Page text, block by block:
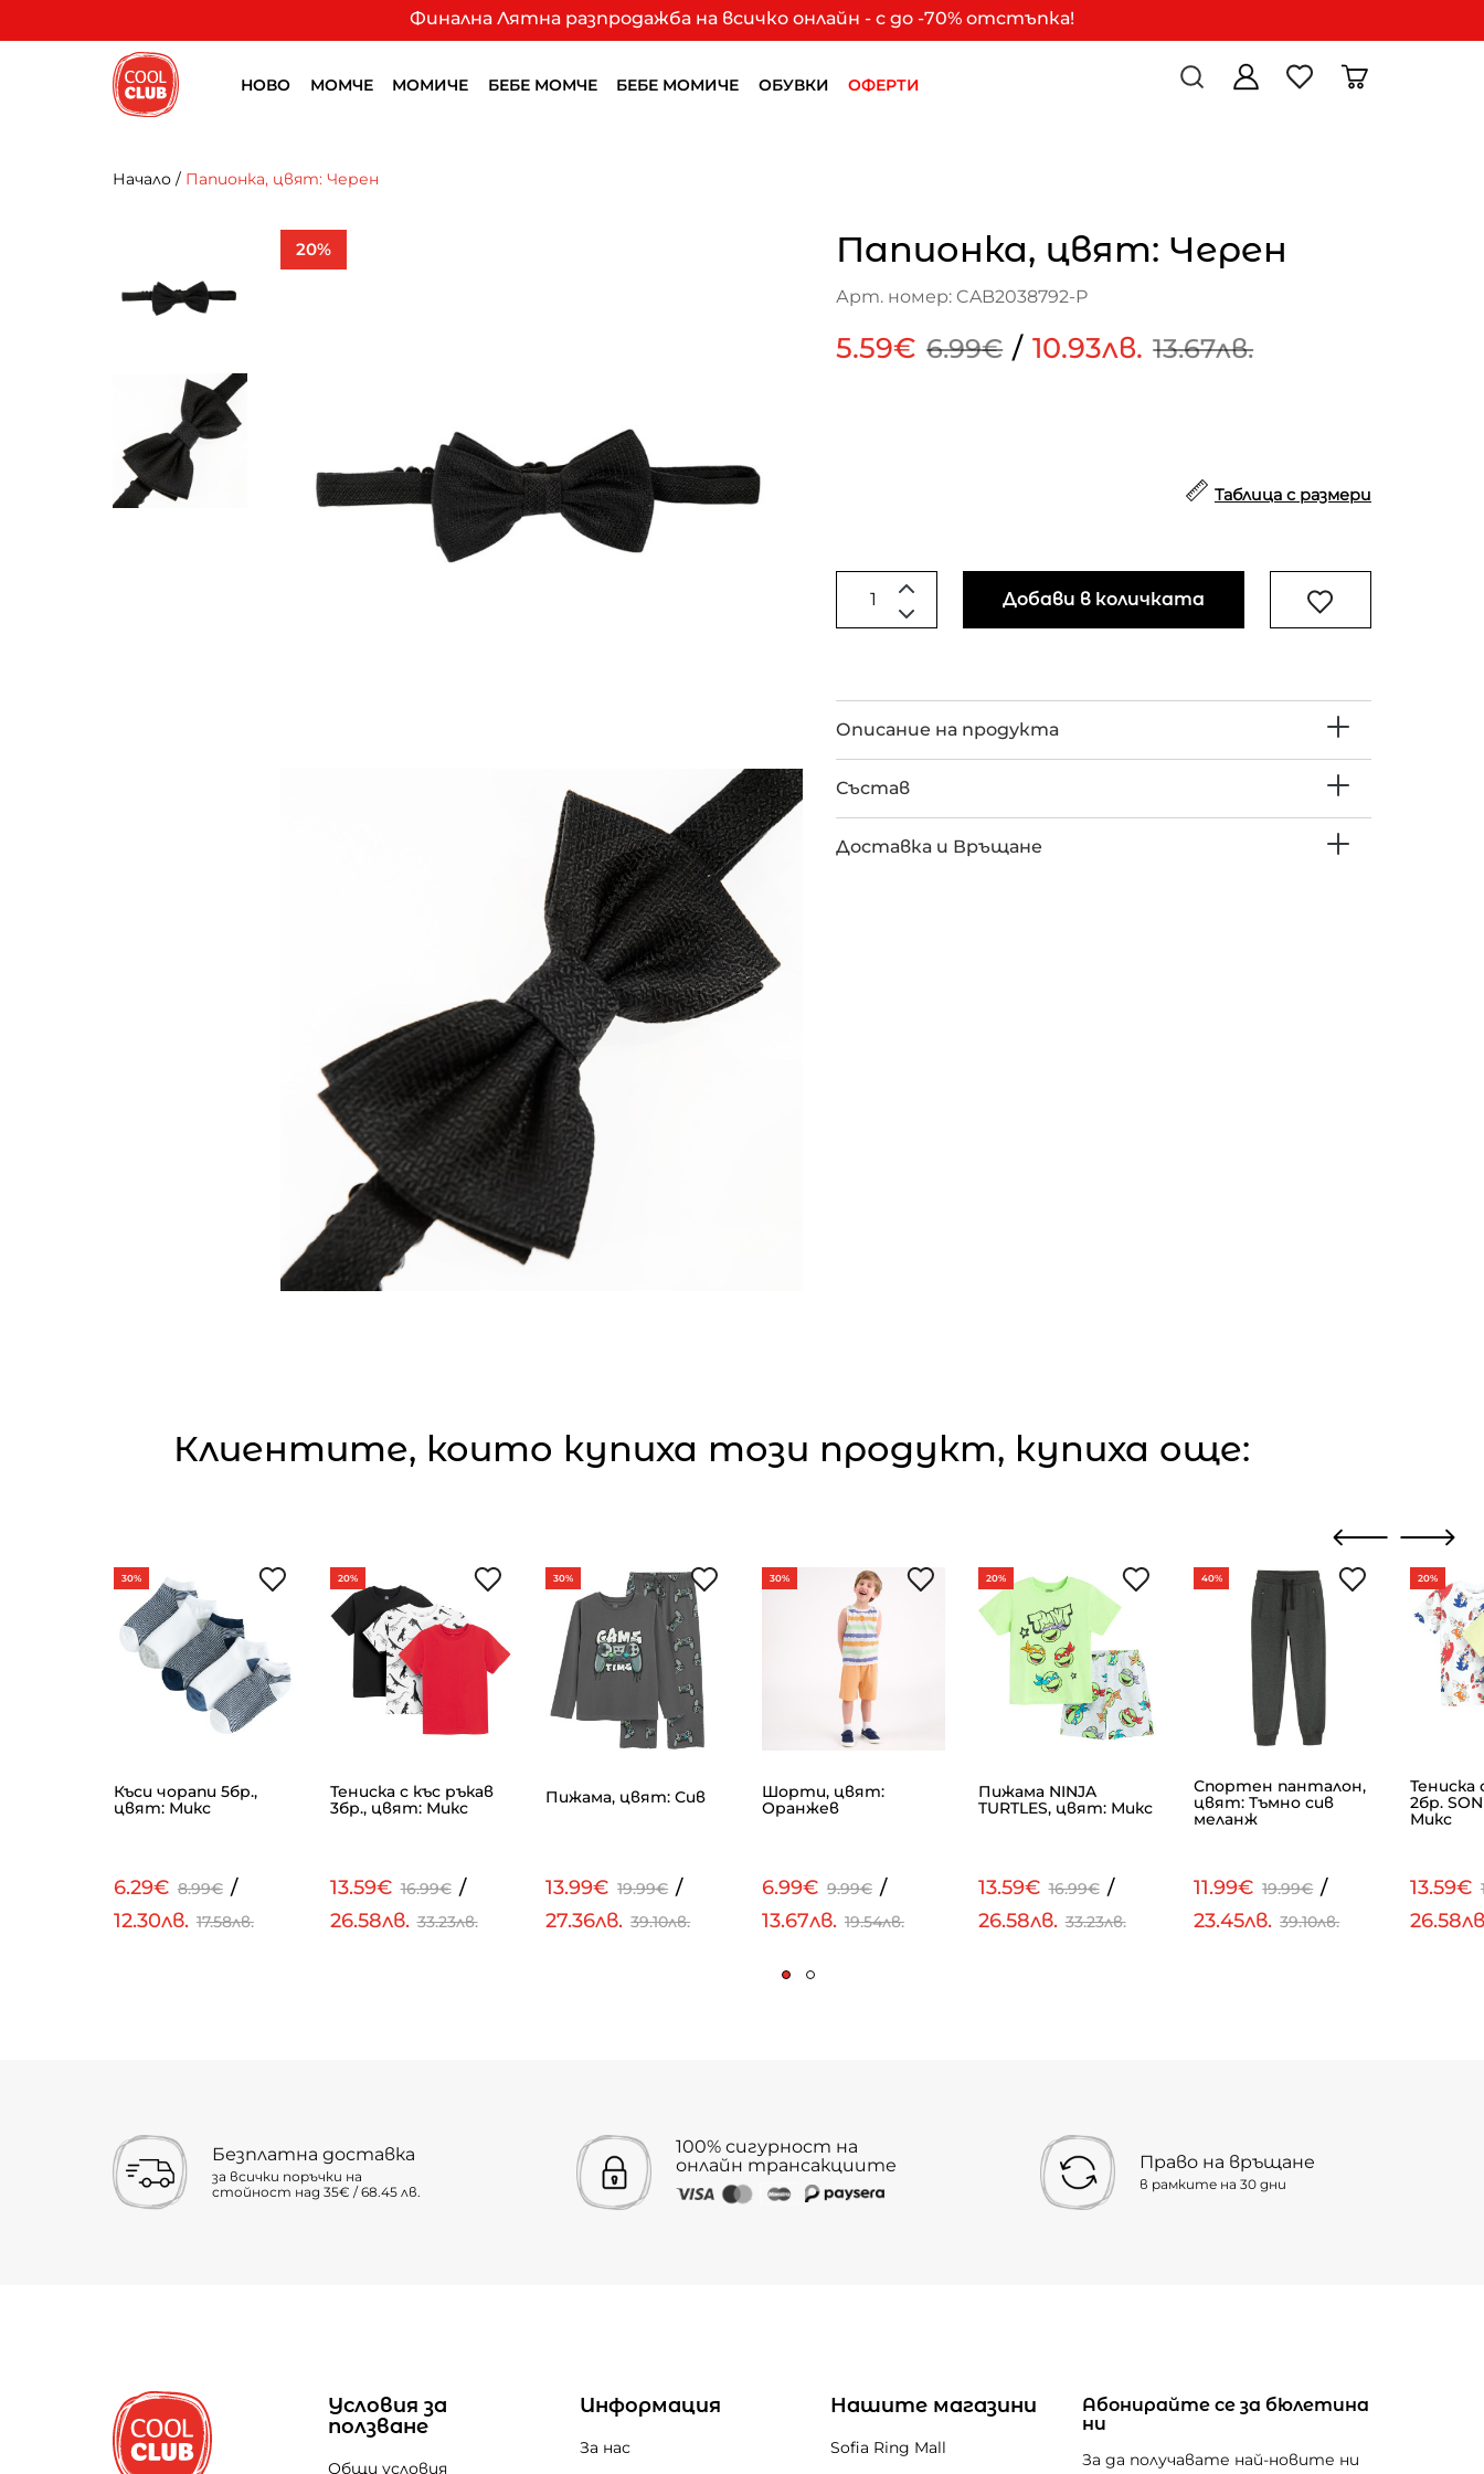
Финална Лятна разпродажба на всичко онлайн - с до -70% отстъпка!
НОВО МОМЧЕ МОМИЧЕ БЕБЕ МОМЧЕ БЕБЕ МОМИЧЕ ОБУВКИ ОФЕРТИ
Начало / Папионка, цвят: Черен
20% Папионка, цвят: Черен
Арт. номер: CAB2038792-P
5.59€ 6.99€ / 10.93лв. 13.67лв.
Таблица с размери
Добави в количката
Описание на продукта
Състав
Доставка и Връщане
Клиентите, които купиха този продукт, купиха още:
30%
Къси чорапи 5бр.,
цвят: Микс
6.29€ 8.99€ /
12.30лв. 17.58лв.
20%
Тениска с къс ръкав
3бр., цвят: Микс
13.59€ 16.99€ /
26.58лв. 33.23лв.
30%
Пижама, цвят: Сив
13.99€ 19.99€ /
27.36лв. 39.10лв.
30%
Шорти, цвят:
Оранжев
6.99€ 9.99€ /
13.67лв. 19.54лв.
20%
Пижама NINJA
TURTLES, цвят: Микс
13.59€ 16.99€ /
26.58лв. 33.23лв.
40%
Спортен панталон,
цвят: Тъмно сив
меланж
11.99€ 19.99€ /
23.45лв. 39.10лв.
20%
Тениска
2бр.
Микс
13.59€
Безплатна доставка
за всички поръчки на
стойност над 35€ / 68.45 лв.
100% сигурност на
онлайн трансакциите
Право на връщане
в рамките на 30 дни
Условия за
ползване
Общи условия
Информация
За нас
Нашите магазини
Sofia Ring Mall
Абонирайте се за бюлетина
ни
За да получавате най-новите ни